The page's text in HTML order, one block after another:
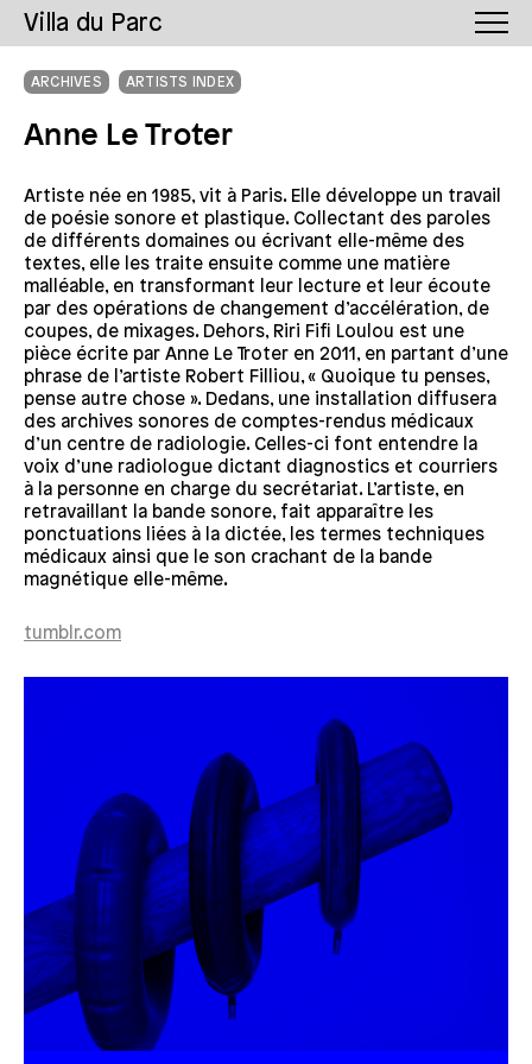
Villa du Parc
ARCHIVES ARTISTS INDEX
Anne Le Troter
Artiste née en 1985, vit à Paris. Elle développe un travail
de poésie sonore et plastique. Collectant des paroles
de différents domaines ou écrivant elle-même des
textes, elle les traite ensuite comme une matière
malléable, en transformant leur lecture et leur écoute
par des opérations de changement d’accélération, de
coupes, de mixages. Dehors, Riri Fifi Loulou est une
pièce écrite par Anne Le Troter en 2011, en partant d’une
phrase de l’artiste Robert Filliou, « Quoique tu penses,
pense autre chose ». Dedans, une installation diffusera
des archives sonores de comptes-rendus médicaux
d’un centre de radiologie. Celles-ci font entendre la
voix d’une radiologue dictant diagnostics et courriers
à la personne en charge du secrétariat. L’artiste, en
retravaillant la bande sonore, fait apparaître les
ponctuations liées à la dictée, les termes techniques
médicaux ainsi que le son crachant de la bande
magnétique elle-même.
tumblr.com